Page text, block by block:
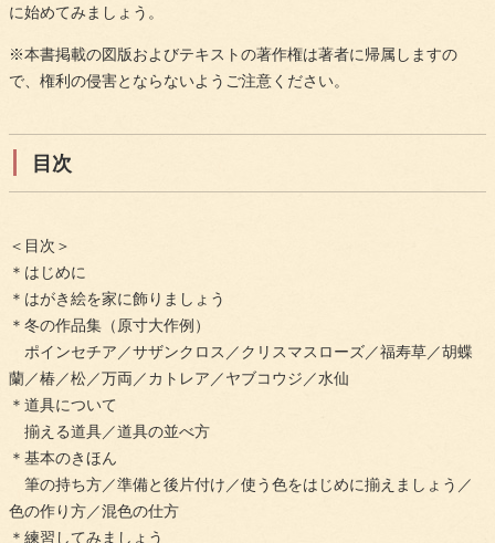
に始めてみましょう。
※本書掲載の図版およびテキストの著作権は著者に帰属しますの
で、権利の侵害とならないようご注意ください。
目次
＜目次＞
＊はじめに
＊はがき絵を家に飾りましょう
＊冬の作品集（原寸大作例）
ポインセチア／サザンクロス／クリスマスローズ／福寿草／胡蝶
蘭／椿／松／万両／カトレア／ヤブコウジ／水仙
＊道具について
揃える道具／道具の並べ方
＊基本のきほん
筆の持ち方／準備と後片付け／使う色をはじめに揃えましょう／
色の作り方／混色の仕方
＊練習してみましょう